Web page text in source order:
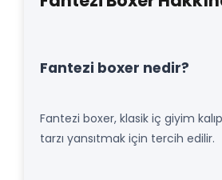
Fantezi boxer nedir?
Fantezi boxer, klasik iç giyim
tarzı yansıtmak için tercih edilir.